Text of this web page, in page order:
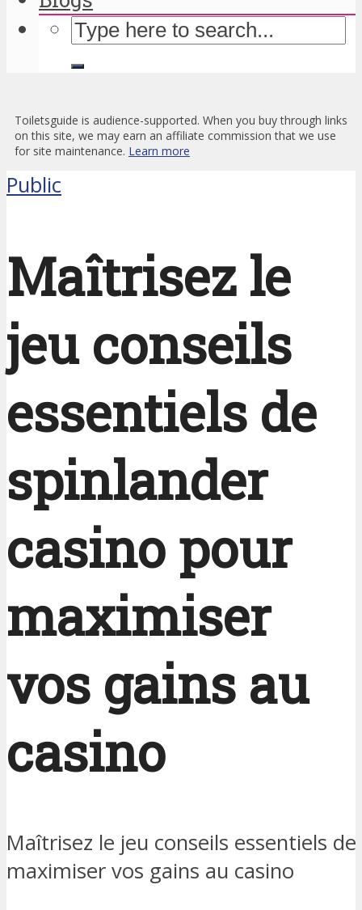
Toiletsguide is audience-supported. When you buy through links
on this site, we may earn an affiliate commission that we use
for site maintenance. Learn more
Public
Maîtrisez le
jeu conseils
essentiels de
spinlander
casino pour
maximiser
vos gains au
casino
Maîtrisez le jeu conseils essentiels
maximiser vos gains au casino